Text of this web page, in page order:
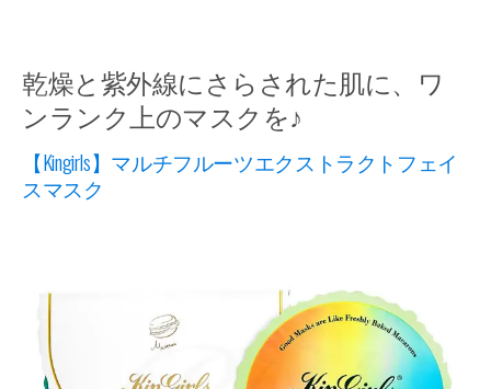
乾燥と紫外線にさらされた肌に、ワ
ンランク上のマスクを♪
【Kingirls】マルチフルーツエクストラクトフェイ
スマスク